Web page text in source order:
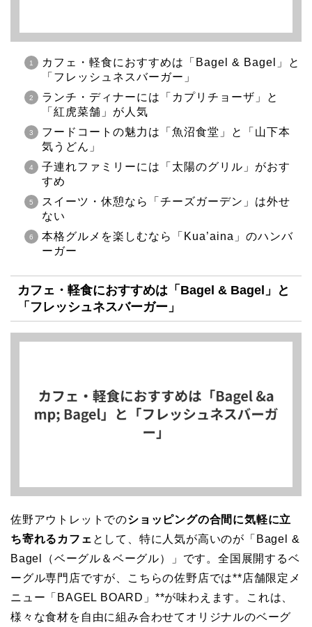
カフェ・軽食におすすめは「Bagel & Bagel」と
「フレッシュネスバーガー」
ランチ・ディナーには「カプリチョーザ」と
「紅虎菜舗」が人気
フードコートの魅力は「魚沼食堂」と「山下本
気うどん」
子連れファミリーには「太陽のグリル」がおす
すめ
スイーツ・休憩なら「チーズガーデン」は外せ
ない
本格グルメを楽しむなら「Kua’aina」のハンバ
ーガー
カフェ・軽食におすすめは「Bagel & Bagel」と
「フレッシュネスバーガー」
佐野アウトレットでのショッピングの合間に気軽に立
ち寄れるカフェ として、特に人気が高いのが「Bagel &
Bagel（ベーグル＆ベーグル）」です。全国展開するベ
ーグル専門店ですが、こちらの佐野店では**店舗限定メ
ニュー「BAGEL BOARD」**が味わえます。これは、
様々な食材を自由に組み合わせてオリジナルのベーグ